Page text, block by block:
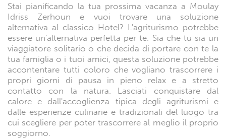
Stai pianificando la tua prossima vacanza a Moulay
Idriss Zerhoun e vuoi trovare una soluzione
alternativa al classico Hotel? L'agriturismo potrebbe
essere un'alternativa perfetta per te. Sia che tu sia un
viaggiatore solitario o che decida di portare con te la
tua famiglia o i tuoi amici, questa soluzione potrebbe
accontentare tutti coloro che vogliano trascorrere i
propri giorni di pausa in pieno relax e a stretto
contatto con la natura. Lasciati conquistare dal
calore e dall'accoglienza tipica degli agriturismi e
dalle esperienze culinarie e tradizionali del luogo tra
cui scegliere per poter trascorrere al meglio il proprio
soggiorno.